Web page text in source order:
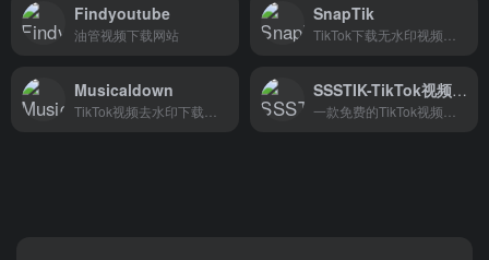
Findyoutube
油管视频下载网站
SnapTik
Musicaldown SSSTIK-TikTok视频下载